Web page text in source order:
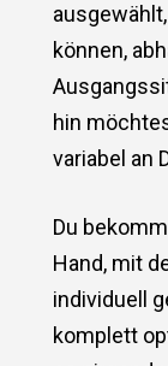
können,
hin
variabel an
Du
Hand, mit
individuell
komplett